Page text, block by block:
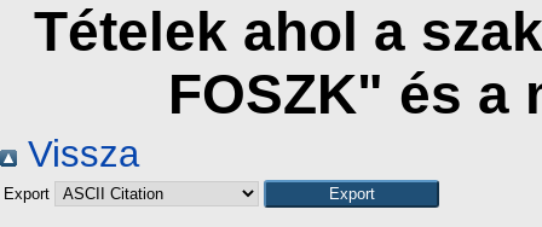
Tételek ahol a
FOSZK" és a
Vissza
Export